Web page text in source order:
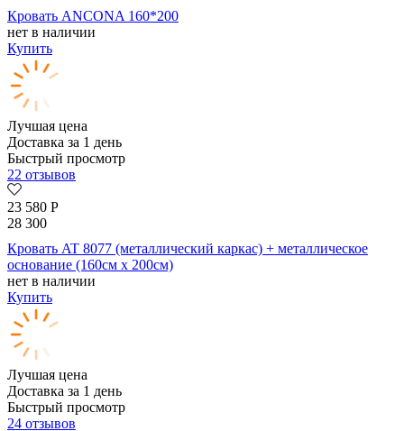
Кровать ANCONA 160*200
нет в наличии
Купить
Лучшая цена
Доставка за 1 день
Быстрый просмотр
22 отзывов
23 580 Р
28 300
Кровать AT 8077 (металлический каркас) + металлическое
основание (160см x 200см)
нет в наличии
Купить
Лучшая цена
Доставка за 1 день
Быстрый просмотр
24 отзывов